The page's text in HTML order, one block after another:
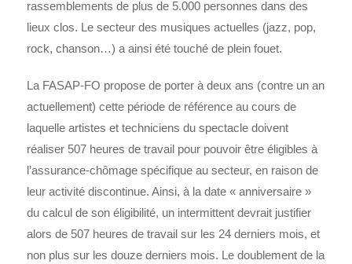
rassemblements de plus de 5.000 personnes dans des
lieux clos. Le secteur des musiques actuelles (jazz, pop,
rock, chanson…) a ainsi été touché de plein fouet.
La FASAP-FO propose de porter à deux ans (contre un an
actuellement) cette période de référence au cours de
laquelle artistes et techniciens du spectacle doivent
réaliser 507 heures de travail pour pouvoir être éligibles à
l’assurance-chômage spécifique au secteur, en raison de
leur activité discontinue. Ainsi, à la date « anniversaire »
du calcul de son éligibilité, un intermittent devrait justifier
alors de 507 heures de travail sur les 24 derniers mois, et
non plus sur les douze derniers mois. Le doublement de la